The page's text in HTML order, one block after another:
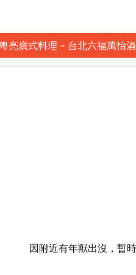
亮廣式料理 - 台北六福萬怡
因附近有年獸出沒，暫